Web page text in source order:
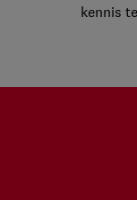
kennis